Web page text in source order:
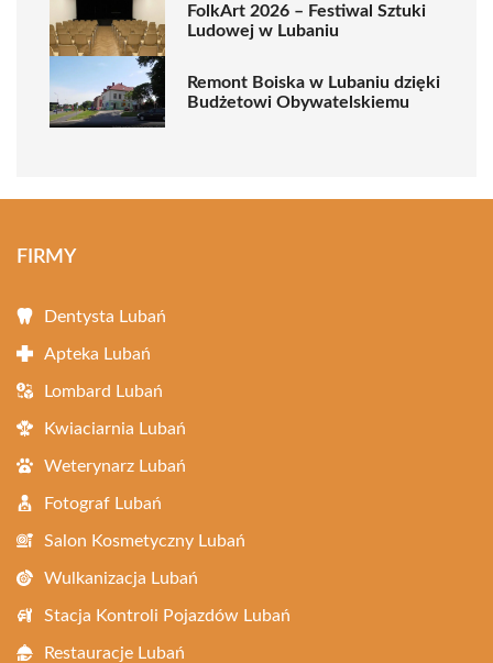
FolkArt 2026 – Festiwal Sztuki
Ludowej w Lubaniu
Remont Boiska w Lubaniu dzięki
Budżetowi Obywatelskiemu
FIRMY
Dentysta Lubań
Apteka Lubań
Lombard Lubań
Kwiaciarnia Lubań
Weterynarz Lubań
Fotograf Lubań
Salon Kosmetyczny Lubań
Wulkanizacja Lubań
Stacja Kontroli Pojazdów Lubań
Restauracje Lubań